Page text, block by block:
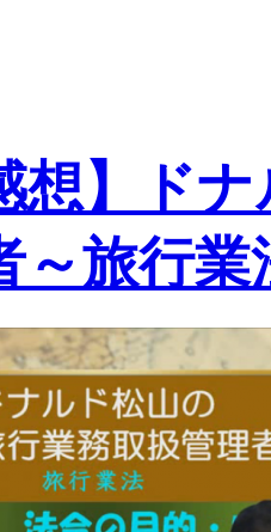
想】ド
～旅行業